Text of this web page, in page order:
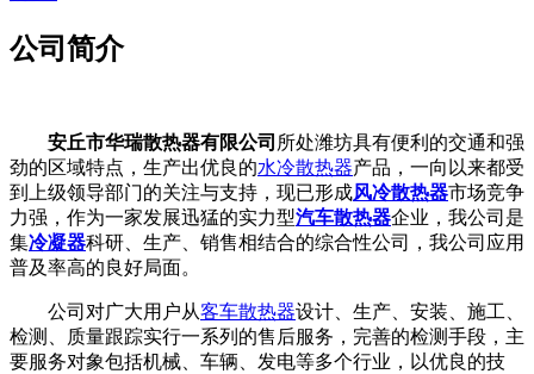
公司简介
安丘市华瑞散热器有限公司 所处潍坊具有便利的交通和强
劲的区域特点，生产出优良的水冷散热器产品，一向以来都受
到上级领导部门的关注与支持，现已形成风冷散热器市场竞争
力强，作为一家发展迅猛的实力型汽车散热器企业，我公司是
集冷凝器科研、生产、销售相结合的综合性公司，我公司应用
普及率高的良好局面。
公司对广大用户从客车散热器设计、生产、安装、施工、
检测、质量跟踪实行一系列的售后服务，完善的检测手段，主
要服务对象包括机械、车辆、发电等多个行业，以优良的技